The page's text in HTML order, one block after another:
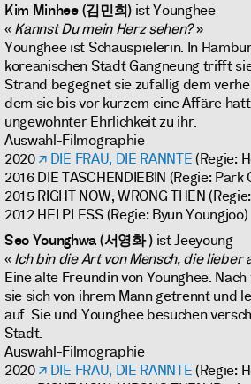
Kim Minhee(김민희)ist Younghee
«Kannst Du mein Herz sehen?»
Younghee ist Schauspielerin. In
koreanischen Stadt Gangneung trifft
Strand begegnet sie zufällig dem
dem sie bis vor kurzem eine Affäre
ungewohnter Ehrlichkeit zu ihr.
Auswahl-Filmographie
2020
DIE FRAU, DIE RANNTE(Regie:
2016 DIE TASCHENDIEBIN (Regie: Park
2015 RIGHT NOW, WRONG THEN
2012 HELPLESS (Regie: Byun Youngjoo)
Seo Younghwa(서영화 )ist Jeeyoung
«Ich bin die Art von Mensch, die lieber
Eine alte Freundin von Younghee.
sie sich von ihrem Mann getrennt und
auf. Sie und Younghee besuchen
Stadt.
Auswahl-Filmographie
2020
DIE FRAU, DIE RANNTE(Regie: